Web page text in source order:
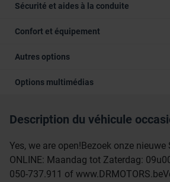
Sécurité et aides à la conduite
Confort et équipement
Autres options
Options multimédias
Description du véhicule
Yes, we are open!Bezoek onze
ONLINE: Maandag tot Zaterdag:
050-737.911 of